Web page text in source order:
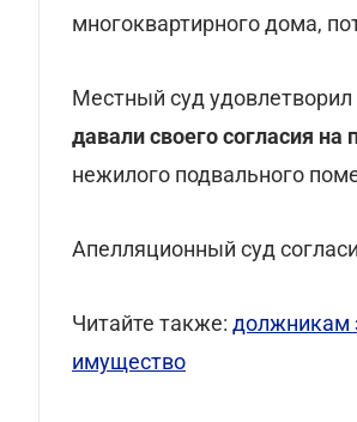
многоквартирного дома,
Местный суд
давали своего согласия на
нежилого подвального
Апелляционный суд
Читайте также: должникам
имущество